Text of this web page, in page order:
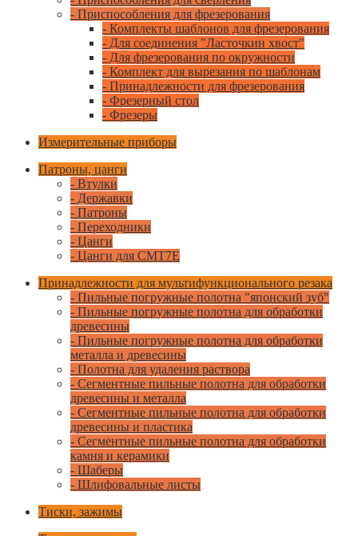
- Приспособления для фрезерования
- Комплекты шаблонов для фрезерования
- Для соединения "Ласточкин хвост"
- Для фрезерования по окружности
- Комплект для вырезания по шаблонам
- Принадлежности для фрезерования
- Фрезерный стол
- Фрезеры
Измерительные приборы
Патроны, цанги
- Втулки
- Державки
- Патроны
- Переходники
- Цанги
- Цанги для CMT7E
Принадлежности для мультифункционального резака
- Пильные погружные полотна "японский зуб"
- Пильные погружные полотна для обработки
древесины
- Пильные погружные полотна для обработки
металла и древесины
- Полотна для удаления раствора
- Сегментные пильные полотна для обработки
древесины и металла
- Сегментные пильные полотна для обработки
древесины и пластика
- Сегментные пильные полотна для обработки
камня и керамики
- Шаберы
- Шлифовальные листы
Тиски, зажимы